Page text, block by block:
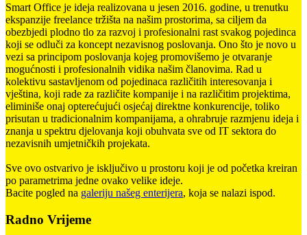
Smart Office je ideja realizovana u jesen 2016. godine, u trenutku
ekspanzije freelance tržišta na našim prostorima, sa ciljem da
obezbjedi plodno tlo za razvoj i profesionalni rast svakog pojedinca
koji se odluči za koncept nezavisnog poslovanja. Ono što je novo u
vezi sa principom poslovanja kojeg promovišemo je otvaranje
mogućnosti i profesionalnih vidika našim članovima. Rad u
kolektivu sastavljenom od pojedinaca različitih interesovanja i
vještina, koji rade za različite kompanije i na različitim projektima,
eliminiše onaj opterećujući osjećaj direktne konkurencije, toliko
prisutan u tradicionalnim kompanijama, a ohrabruje razmjenu ideja i
znanja u spektru djelovanja koji obuhvata sve od IT sektora do
nezavisnih umjetničkih projekata.
Sve ovo ostvarivo je isključivo u prostoru koji je od početka kreiran
po parametrima jedne ovako velike ideje.
Bacite pogled na galeriju našeg enterijera, koja se nalazi ispod.
Radno Vrijeme